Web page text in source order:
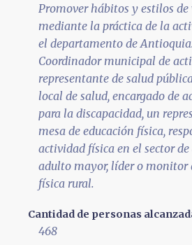
Promover hábitos y estilos
mediante la práctica de la
el departamento de
Coordinador municipal de
representante de salud
local de salud, encargado de
para la discapacidad, un
mesa de educación física,
actividad física en el sector
adulto mayor, líder o monitor
física rural.
Cantidad de personas
468